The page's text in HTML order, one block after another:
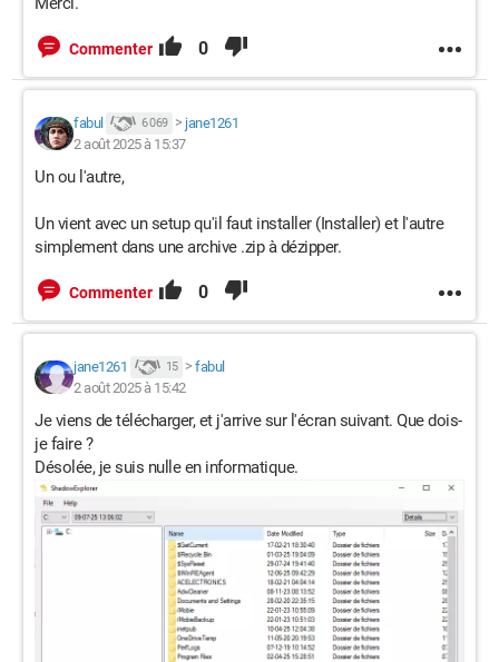
Commenter 0
fabul 6 069 > jane1261
2 août 2025 à 15:37
Un ou l'autre,
Un vient avec un setup qu'il faut installer (Installer) et l'autre
simplement dans une archive .zip à dézipper.
Commenter 0
jane1261 15 > fabul
2 août 2025 à 15:42
Je viens de télécharger, et j'arrive sur l'écran suivant. Que dois-
je faire ?
Désolée, je suis nulle en informatique.